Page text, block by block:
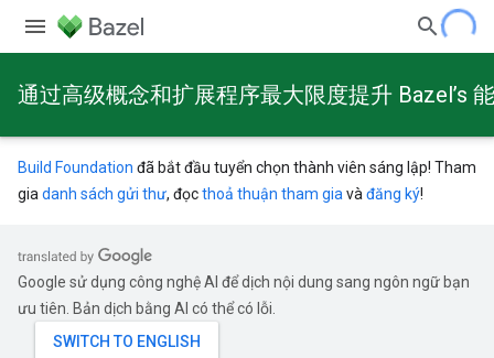
通过高级概念和扩展程序最大限度提升 Bazel’s
Build Foundation đã bắt đầu tuyển chọn thành viên sáng lập! Tham
gia danh sách gửi thư, đọcthoả thuận tham gia và đăng ký!
Google sử dụng công nghệ AI để dịch nội dung sang ngôn ngữ bạn
ưu tiên. Bản dịch bằng AI có thể có lỗi.